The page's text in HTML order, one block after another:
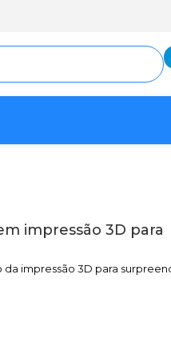
impressão 3D para
impressão 3D para